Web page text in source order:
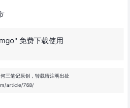
免费下载使用
何三笔记原创，转载请注明出处
article/768/